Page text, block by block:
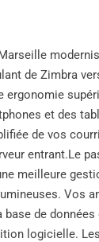
Marseille
de Zimbra
ergonomie
et des
de vos
entrant.Le
meilleure
Vos
de
logicielle.